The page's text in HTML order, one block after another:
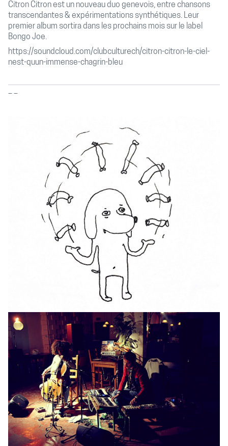
Citron Citron est un nouveau duo genevois, entre chansons
transcendantes & expérimentations synthétiques. Leur
premier album sortira dans les prochains mois sur le label
Bongo Joe.
https://soundcloud.com/clubculturech/citron-citron-le-ciel-
nest-quun-immense-chagrin-bleu
–